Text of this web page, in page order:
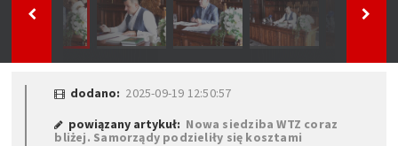
dodano: 2025-09-19 12:50:57
powiązany artykuł: Nowa siedziba WTZ coraz
bliżej. Samorządy podzieliły się kosztami